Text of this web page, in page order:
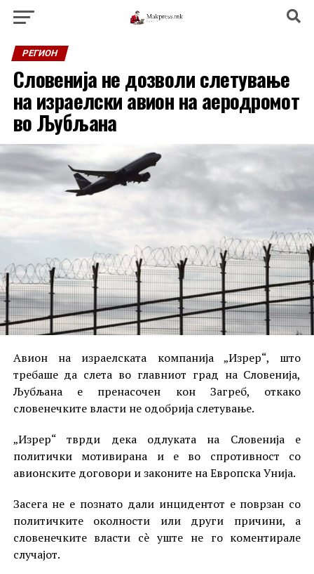
РЕГИОН
Словенија не дозволи слетување
на израелски авион на аеродромот
во Љубљана
Авион на израелската компанија „Изрер“, што
требаше да слета во главниот град на Словенија,
Љубљана е пренасочен кон Загреб, откако
словенечките власти не одобрија слетување.
„Изрер“ тврди дека одлуката на Словенија е
политички мотивирана и е во спротивност со
авионските договори и законите на Европска Унија.
Засега не е познато дали инцидентот е поврзан со
политичките околности или други причини, а
словенечките власти сè уште не го коментирале
случајот.